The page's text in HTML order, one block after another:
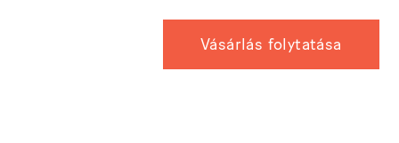
Vásárlás folytatása